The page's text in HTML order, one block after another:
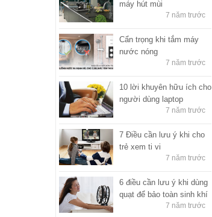
máy hút mùi
7 năm trước
Cẩn trọng khi tắm máy
nước nóng
7 năm trước
10 lời khuyên hữu ích cho
người dùng laptop
7 năm trước
7 Điều cần lưu ý khi cho
trẻ xem ti vi
7 năm trước
6 điều cần lưu ý khi dùng
quạt để bảo toàn sinh khí
7 năm trước